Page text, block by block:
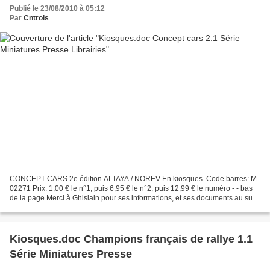
Publié le 23/08/2010 à 05:12
Par Cntrois
CONCEPT CARS 2e édition ALTAYA / NOREV En kiosques. Code barres: M
02271 Prix: 1,00 € le n°1, puis 6,95 € le n°2, puis 12,99 € le numéro - - bas
de la page Merci à Ghislain pour ses informations, et ses documents au sujet
Kiosques.doc Champions français de rallye 1.1
Série Miniatures Presse